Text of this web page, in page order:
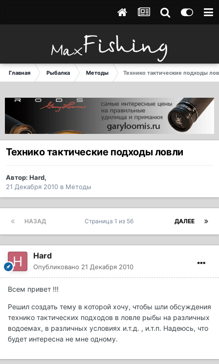
Главная Рыбалка Методы Технико тактические подходы
Технико тактические подходы ловли
Автор: Hard,
21 Декабря 2010 в Методы
НАЗАД ДАЛЕЕ
Страница 1 из 56
Hard
Опубликовано 21 Декабря 2010
Всем привет !!!
Решил создать тему в которой хочу, чтобы шли обсуждения
технико тактических подходов в ловле рыбы на различных
водоемах, в различных условиях и.т.д. , и.т.п. Надеюсь, что
будет интересна не мне одному.